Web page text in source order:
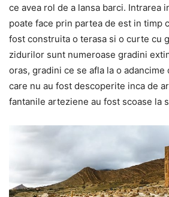
ce avea rol de a lansa barci. Intrarea
poate face prin partea de est in timp
fost construita o terasa si o curte cu
zidurilor sunt numeroase gradini
oras, gradini ce se afla la o adancime
care nu au fost descoperite inca de
fantanile arteziene au fost scoase la